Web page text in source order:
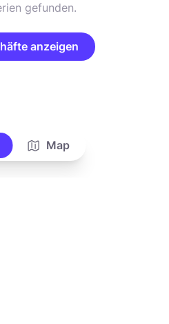
gefunden.
anzeigen
Map